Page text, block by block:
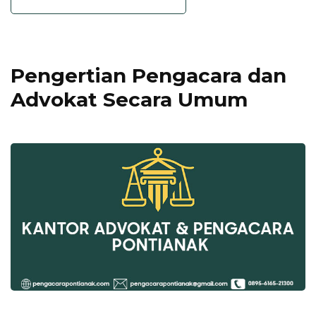
Pengertian Pengacara dan
Advokat Secara Umum